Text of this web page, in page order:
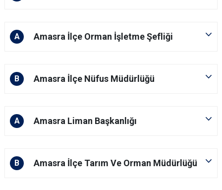
A Amasra İlçe Orman İşletme Şefliği
B Amasra İlçe Nüfus Müdürlüğü
A Amasra Liman Başkanlığı
B Amasra İlçe Tarım Ve Orman Müdürlüğü